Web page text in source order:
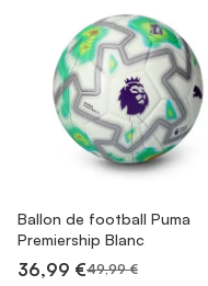
Ballon de football Puma
Premiership Blanc
36,99 €49,99 €